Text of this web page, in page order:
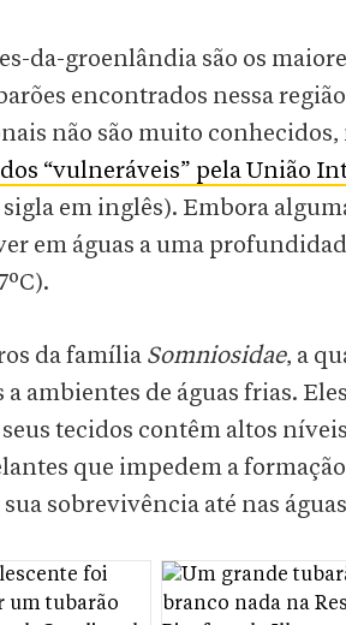
da-groenlândia são os
encontrados nessa
não são muito conhecidos,
“vulneráveis” pela União
em inglês). Embora
em águas a uma
da família Somniosidae, a
a ambientes de águas frias.
seus tecidos contêm altos
que impedem a
sobrevivência até nas